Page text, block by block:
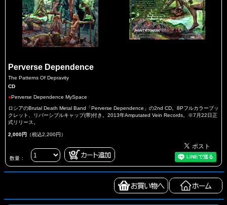
Perverse Dependence
The Patterns Of Depravity
CD
●Perverse Dependence MySpace
ロシアのBrutal Death Metal Band「Perverse Dependence」の2nd CD。8Pフルカラーブッ
クレット、リバーシブルキャップ(帯)付き。2013年Amputated Vein Records。※7月22日正
式リリース。
2,000円 （税込2,200円）
数量：